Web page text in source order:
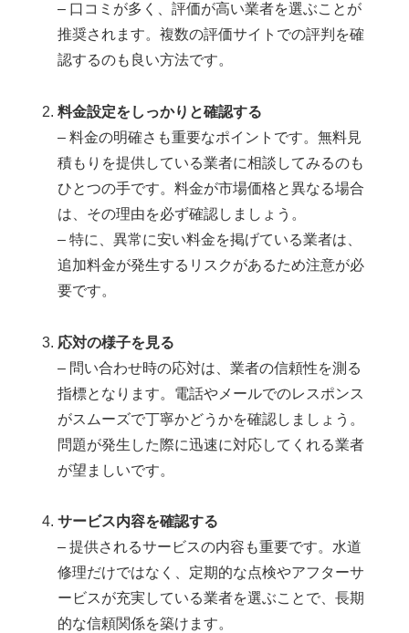
– 口コミが多く、評価が高い業者を選ぶことが
推奨されます。複数の評価サイトでの評判を確
認するのも良い方法です。
料金設定をしっかりと確認する
– 料金の明確さも重要なポイントです。無料見
積もりを提供している業者に相談してみるのも
ひとつの手です。料金が市場価格と異なる場合
は、その理由を必ず確認しましょう。
– 特に、異常に安い料金を掲げている業者は、
追加料金が発生するリスクがあるため注意が必
要です。
応対の様子を見る
– 問い合わせ時の応対は、業者の信頼性を測る
指標となります。電話やメールでのレスポンス
がスムーズで丁寧かどうかを確認しましょう。
問題が発生した際に迅速に対応してくれる業者
が望ましいです。
サービス内容を確認する
– 提供されるサービスの内容も重要です。水道
修理だけではなく、定期的な点検やアフターサ
ービスが充実している業者を選ぶことで、長期
的な信頼関係を築けます。